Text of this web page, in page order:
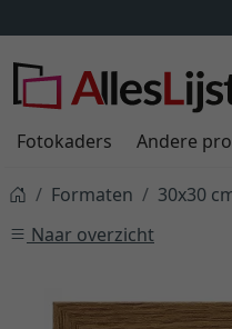
Fotokaders Andere
Formaten 30x30
Naar overzicht